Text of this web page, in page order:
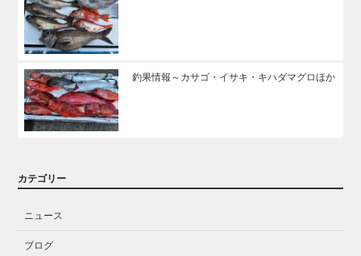
釣果情報～カサゴ・イサキ・キハダマグロほか
カテゴリー
ニュース
ブログ